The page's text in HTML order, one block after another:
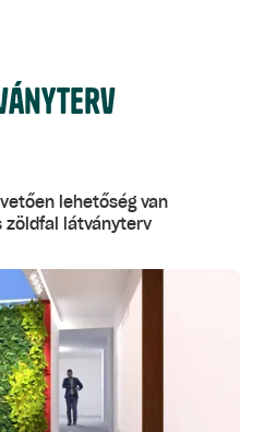
lehetőség van
zöldfal látványterv